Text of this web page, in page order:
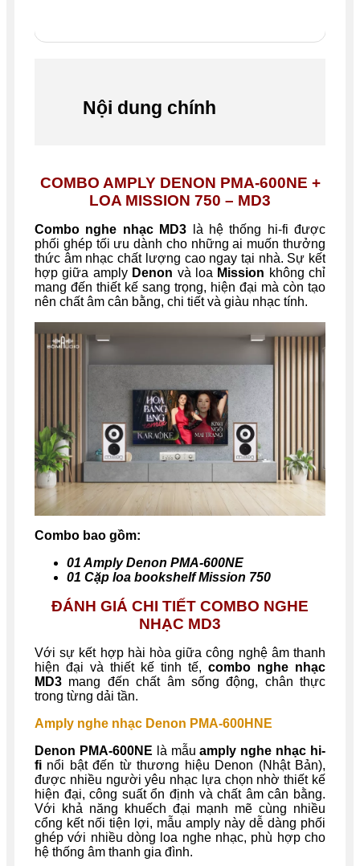
Nội dung chính
COMBO AMPLY DENON PMA-600NE +
LOA MISSION 750 – MD3
Combo nghe nhạc MD3 là hệ thống hi-fi được
phối ghép tối ưu dành cho những ai muốn thưởng
thức âm nhạc chất lượng cao ngay tại nhà. Sự kết
hợp giữa amply Denon và loa Mission không chỉ
mang đến thiết kế sang trọng, hiện đại mà còn tạo
nên chất âm cân bằng, chi tiết và giàu nhạc tính.
Combo bao gồm:
01 Amply Denon PMA-600NE
01 Cặp loa bookshelfMission 750
ĐÁNH GIÁ CHI TIẾT COMBO NGHE
NHẠC MD3
Với sự kết hợp hài hòa giữa công nghệ âm thanh
hiện đại và thiết kế tinh tế, combo nghe nhạc
MD3 mang đến chất âm sống động, chân thực
trong từng dải tần.
Amply nghe nhạc Denon PMA-600HNE
Denon PMA-600NE là mẫuamply nghe nhạc hi-
fi nổi bật đến từ thương hiệu Denon (Nhật Bản),
được nhiều người yêu nhạc lựa chọn nhờ thiết kế
hiện đại, công suất ổn định và chất âm cân bằng.
Với khả năng khuếch đại mạnh mẽ cùng nhiều
cổng kết nối tiện lợi, mẫu amply này dễ dàng phối
ghép với nhiều dòng loa nghe nhạc, phù hợp cho
hệ thống âm thanh gia đình.